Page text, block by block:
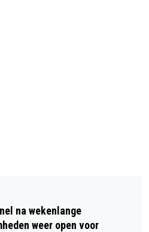
15-JARIGE
VOOR
na wekenlange
weer open voor